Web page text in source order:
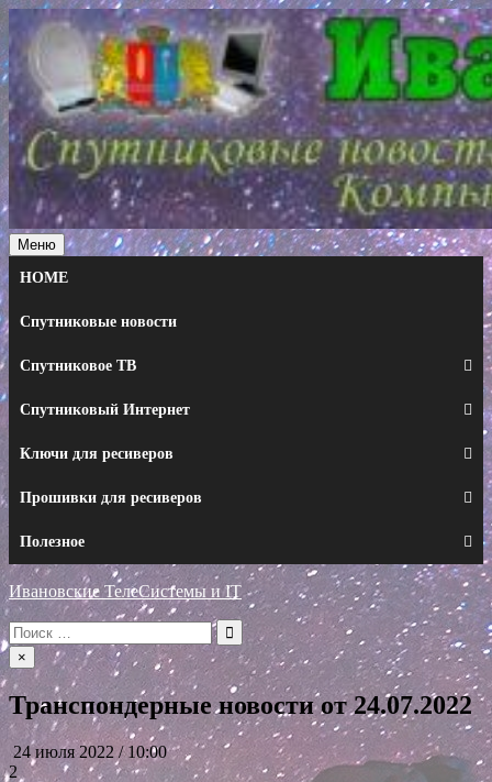
Перейти
к
содержимому
Меню
HOME
Спутниковые новости
Спутниковое ТВ
Спутниковый Интернет
Ключи для ресиверов
Прошивки для ресиверов
Полезное
Ивановские ТелеСистемы и IT
Искать:
×
Транспондерные новости от 24.07.2022
24 июля 2022 / 10:00
2